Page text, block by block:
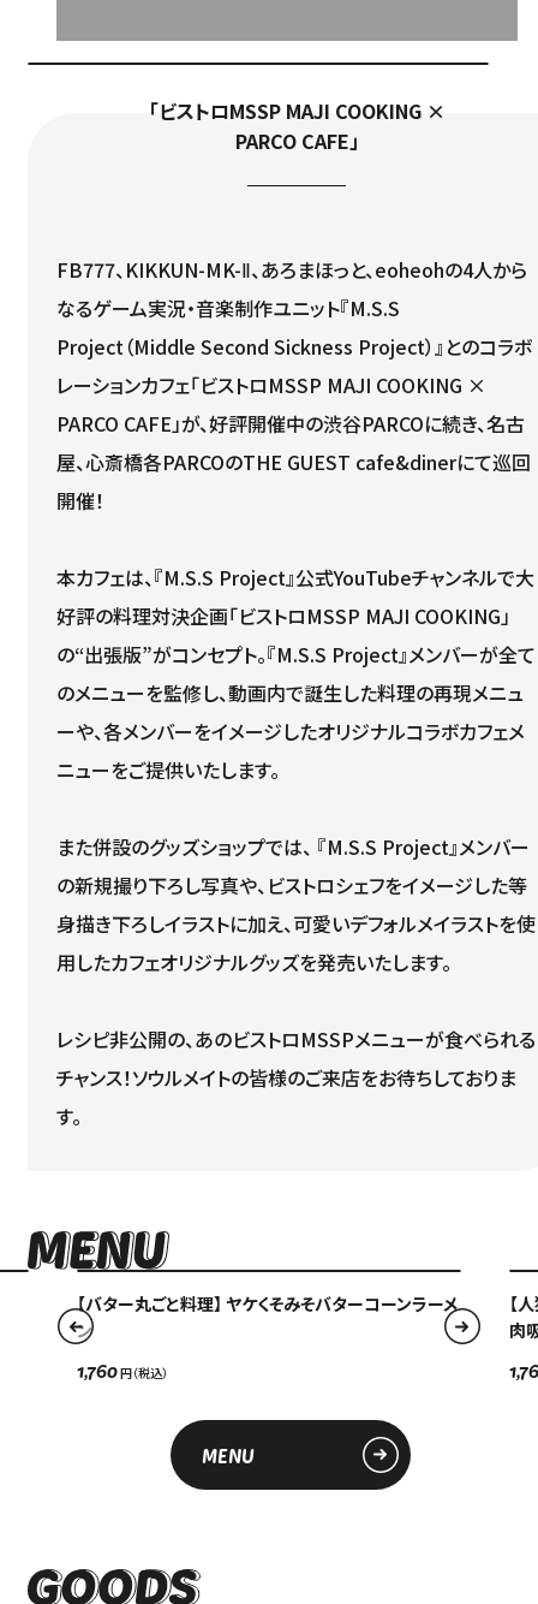
Language
「ビストロMSSP MAJI COOKING ×
PARCO CAFE」
FB777、KIKKUN-MK-Ⅱ、あろまほっと、eoheohの4⼈から
なるゲーム実況・⾳楽制作ユニット『M.S.S
Project（Middle Second Sickness Project）』とのコラボ
レーションカフェ「ビストロMSSP MAJI COOKING ×
PARCO CAFE」が、好評開催中の渋谷PARCOに続き、名古
屋、心斎橋各PARCOのTHE GUEST cafe&dinerにて巡回
開催！
本カフェは、『M.S.S Project』公式YouTubeチャンネルで大
好評の料理対決企画「ビストロMSSP MAJI COOKING」
の“出張版”がコンセプト。『M.S.S Project』メンバーが全て
のメニューを監修し、動画内で誕生した料理の再現メニュ
ーや、各メンバーをイメージしたオリジナルコラボカフェメ
ニューをご提供いたします。
また併設のグッズショップでは、 『M.S.S Project』メンバー
の新規撮り下ろし写真や、ビストロシェフをイメージした等
身描き下ろしイラストに加え、可愛いデフォルメイラストを使
用したカフェオリジナルグッズを発売いたします。
レシピ非公開の、あのビストロMSSPメニューが食べられる
チャンス！ソウルメイトの皆様のご来店をお待ちしておりま
す。
【バター丸ごと料理】 ヤケくそみそバターコーンラーメ
ン
1,760
【
肉
MENU